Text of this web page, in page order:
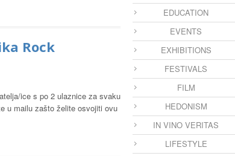
Rock
ice s po 2 ulaznice za svaku
u mailu zašto želite osvojiti ovu
EDUCATION
EVENTS
EXHIBITIONS
FESTIVALS
FILM
HEDONISM
IN VINO VERITAS
LIFESTYLE